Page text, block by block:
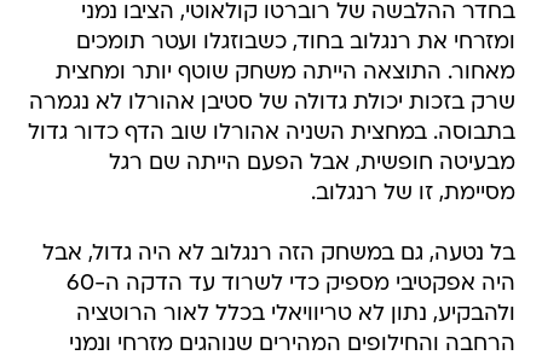
בחדר ההלבשה של רוברטו קולאוטי, הציבו נמני
ומזרחי את רנגלוב בחוד, כשבוזגלו ועטר תומכים
מאחור. התוצאה הייתה משחק שוטף יותר ומחצית
שרק בזכות יכולת גדולה של סטיבן אהורלו לא נגמרה
בתבוסה. במחצית השניה אהורלו שוב הדף כדור גדול
מבעיטה חופשית, אבל הפעם הייתה שם רגל
מסיימת, זו של רנגלוב.
בל נטעה, גם במשחק הזה רנגלוב לא היה גדול, אבל
היה אפקטיבי מספיק כדי לשרוד עד הדקה ה-60
ולהבקיע, נתון לא טריוויאלי בכלל לאור הרוטציה
הרחבה והחילופים המהירים שנוהגים מזרחי ונמני